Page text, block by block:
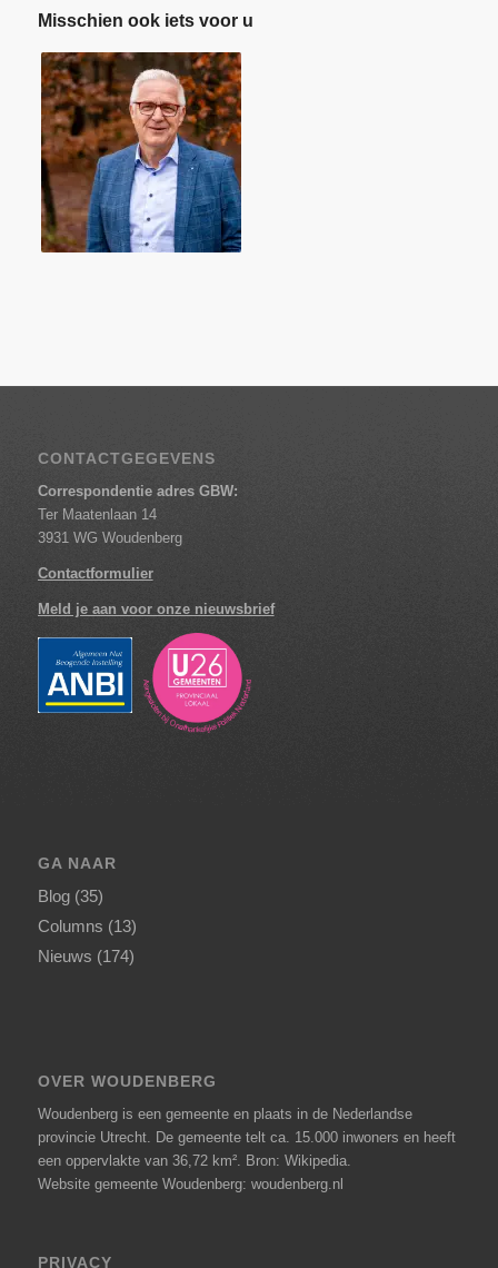
Misschien ook iets voor u
CONTACTGEGEVENS
Correspondentie adres GBW:
Ter Maatenlaan 14
3931 WG Woudenberg
Contactformulier
Meld je aan voor onze nieuwsbrief
GA NAAR
Blog(35)
Columns (13)
Nieuws (174)
OVER WOUDENBERG
Woudenberg is een gemeente en plaats in de Nederlandse
provincie Utrecht. De gemeente telt ca. 15.000 inwoners en heeft
een oppervlakte van 36,72 km².
Bron: Wikipedia.
Website gemeente Woudenberg: woudenberg.nl
PRIVACY